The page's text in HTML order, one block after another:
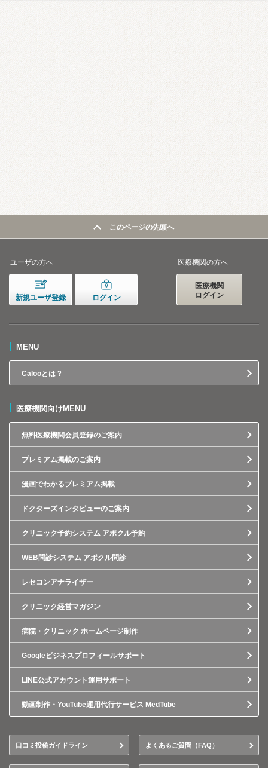
このページの先頭へ
ユーザの方へ
新規ユーザ登録 ログイン
医療機関の方へ
医療機関
ログイン
MENU
Calooとは？
医療機関向けMENU
無料医療機関会員登録のご案内
プレミアム掲載のご案内
漫画でわかるプレミアム掲載
ドクターズインタビューのご案内
クリニック予約システム アポクル予約
WEB問診システム アポクル問診
レセコンアナライザー
クリニック経営マガジン
病院・クリニック ホームページ制作
Googleビジネスプロフィールサポート
LINE公式アカウント運用サポート
動画制作・YouTube運用代行サービス MedTube
口コミ投稿ガイドライン よくあるご質問（FAQ）